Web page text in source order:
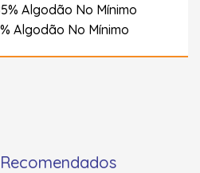
Algodão No Mínimo
Algodão No Mínimo